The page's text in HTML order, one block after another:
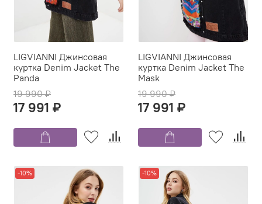
LIGVIANNI Джинсовая
куртка Denim Jacket The
Panda
19 990 ₽
17 991 ₽
LIGVIANNI Джинсовая
куртка Denim Jacket The
Mask
19 990 ₽
17 991 ₽
-10% -10%